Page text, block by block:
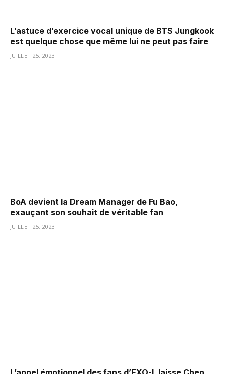
L’astuce d’exercice vocal unique de BTS Jungkook
est quelque chose que même lui ne peut pas faire
JUILLET 25, 2023
BoA devient la Dream Manager de Fu Bao,
exauçant son souhait de véritable fan
JUILLET 25, 2023